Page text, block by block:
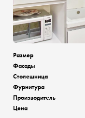
Размер
Фасады
Столешница
Фурнитура
Производитель
Цена